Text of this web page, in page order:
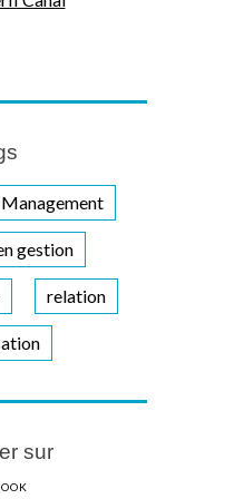
Management
gestion
relation
sur